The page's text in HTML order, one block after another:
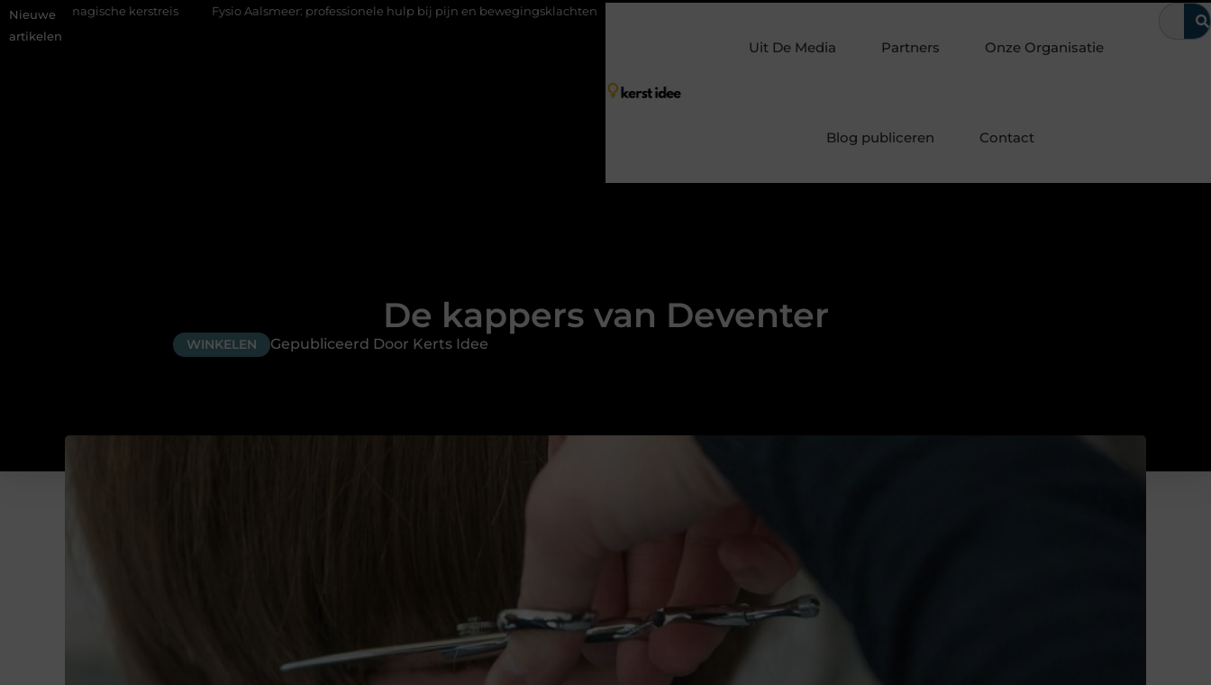
Nieuwe
artikelen
kerstreis Fysio Aalsmeer: professionele hulp bij pijn en bewegingsklachten Vakantiechecklist om jouw woning veilig achter te laten Waarom kerntrekbeveiliging onmisbaar is voor
Uit De Media Partners Onze Organisatie
Blog publiceren Contact
De kappers van Deventer
WINKELEN Gepubliceerd Door Kerts Idee